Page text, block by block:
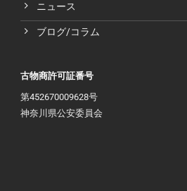
ニュース
ブログ/コラム
古物商許可証番号
第452670009628号
神奈川県公安委員会